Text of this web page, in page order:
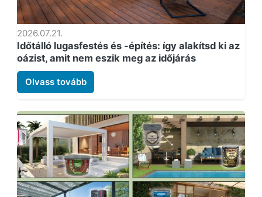
2026.07.21.
Időtálló lugasfestés és -építés: így alakítsd ki az
oázist, amit nem eszik meg az időjárás
Olvass tovább